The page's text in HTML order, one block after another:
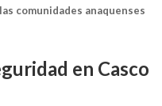
en Casco